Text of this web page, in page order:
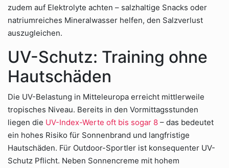
zudem auf Elektrolyte achten – salzhaltige Snacks oder
natriumreiches Mineralwasser helfen, den Salzverlust
auszugleichen.
UV-Schutz: Training ohne
Hautschäden
Die UV-Belastung in Mitteleuropa erreicht mittlerweile
tropisches Niveau. Bereits in den Vormittagsstunden
liegen die UV-Index-Werte oft bis sogar 8 – das bedeutet
ein hohes Risiko für Sonnenbrand und langfristige
Hautschäden. Für Outdoor-Sportler ist konsequenter UV-
Schutz Pflicht. Neben Sonnencreme mit hohem